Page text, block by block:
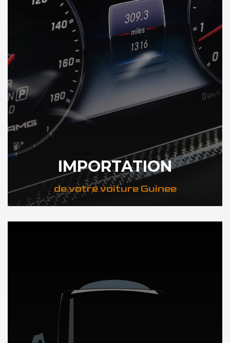
IMPORTATION
de votre voiture Guinee
DÉCOUVREZ NOTRE IMPORTATION AUTO en Guinee